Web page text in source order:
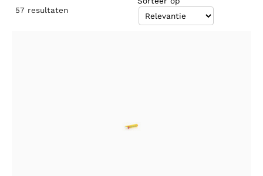
57 resultaten